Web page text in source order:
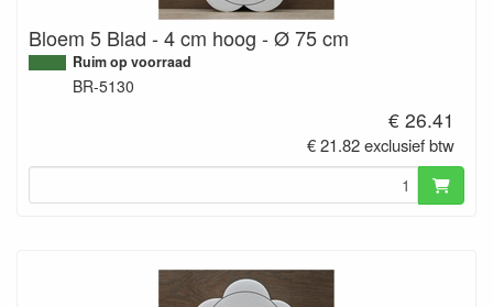
Bloem 5 Blad - 4 cm hoog - Ø 75 cm
Ruim op voorraad
BR-5130
€ 26.41
€ 21.82 exclusief btw